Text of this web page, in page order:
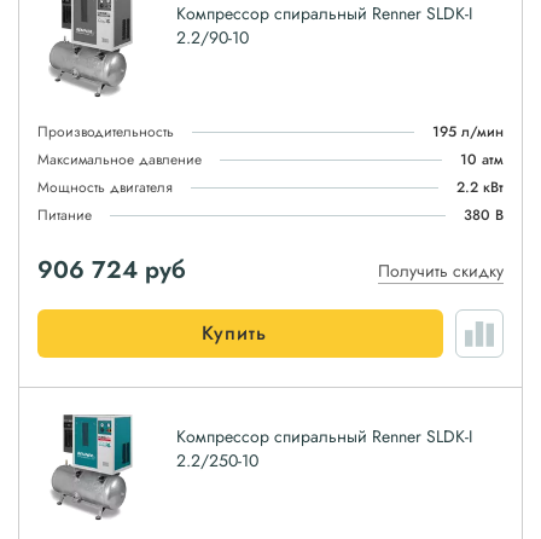
Компрессор спиральный Renner SLDK-I
2.2/90-10
Производительность
195 л/мин
Максимальное давление
10 атм
Мощность двигателя
2.2 кВт
Питание
380 В
906 724 руб Получить скидку
Купить
Компрессор спиральный Renner SLDK-I
2.2/250-10